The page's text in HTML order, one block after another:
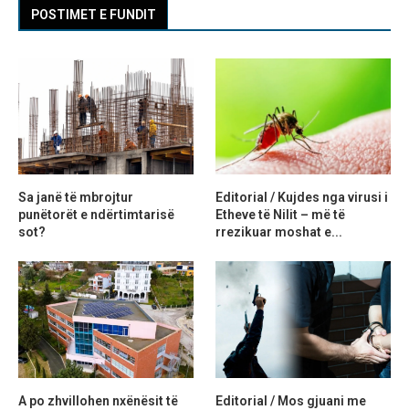
POSTIMET E FUNDIT
Sa janë të mbrojtur
punëtorët e ndërtimtarisë
sot?
Editorial / Kujdes nga virusi i
Etheve të Nilit – më të
rrezikuar moshat e...
A po zhvillohen nxënësit të
Editorial / Mos gjuani me